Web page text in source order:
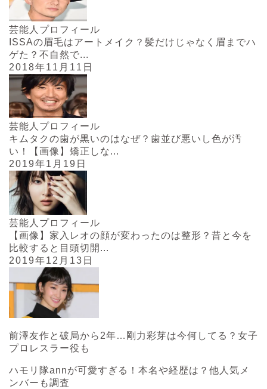
芸能人プロフィール
ISSAの眉毛はアートメイク？髪だけじゃなく眉までハ
ゲた？不自然で...
2018年11月11日
芸能人プロフィール
キムタクの歯が黒いのはなぜ？歯並び悪いし色が汚
い！【画像】矯正しな...
2019年1月19日
芸能人プロフィール
【画像】家入レオの顔が変わったのは整形？昔と今を
比較すると目頭切開...
2019年12月13日
前澤友作と破局から2年…剛力彩芽は今何してる？女子
プロレスラー役も
ハモリ隊annが可愛すぎる！本名や経歴は？他人気メ
ンバーも調査